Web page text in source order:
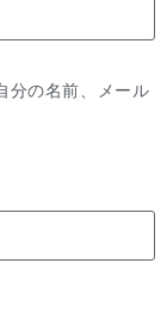
分の名前、メール